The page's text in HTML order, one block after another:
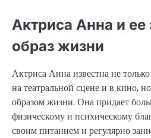
Актриса Анна и
образ жизни
Актриса Анна известна не
на театральной сцене и в кино,
образом жизни. Она придает
физическому и психическому
своим питанием и регулярно